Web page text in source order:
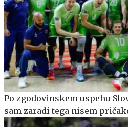
Po zgodovinskem uspehu
sam zaradi tega nisem